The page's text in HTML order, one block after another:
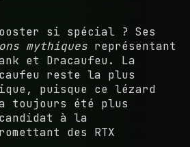
si spécial ? Ses
mythiques représentant
et Dracaufeu. La
reste la plus
puisque ce lézard
toujours été plus
à la
des RTX